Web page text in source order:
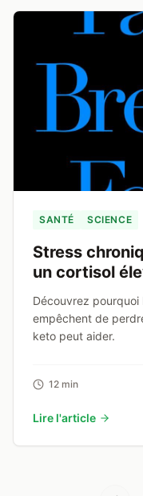
SANTÉ SCIENCE
Stress
un cortisol
perte de
Découvrez pourquoi
empêchent de
keto peut aider.
12 min
Lire l'article